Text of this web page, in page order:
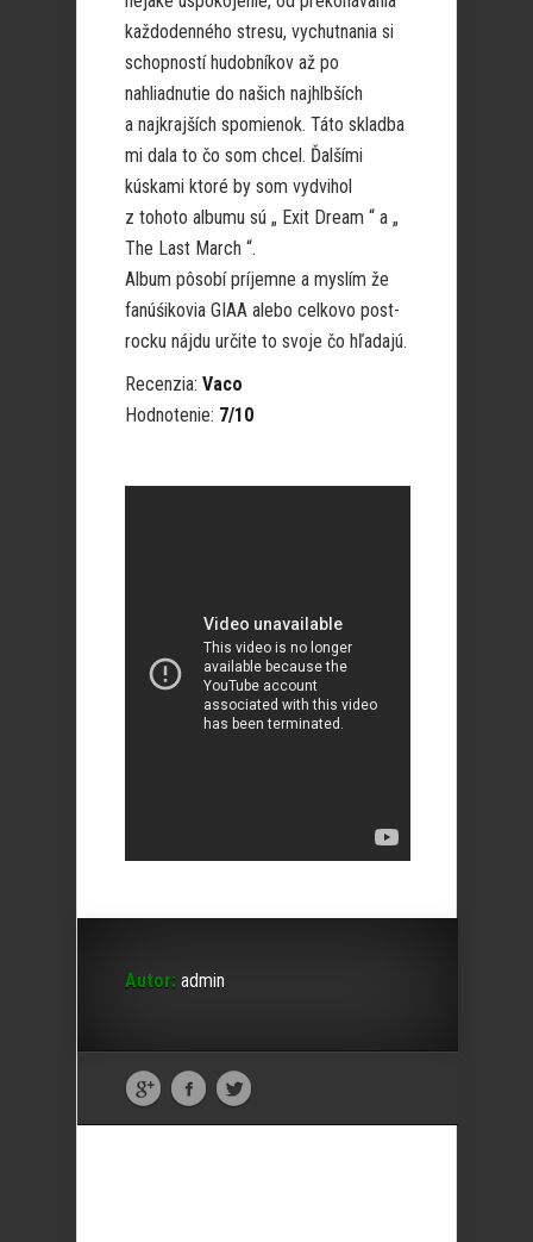
každodenného stresu, vychutnania si
schopností hudobníkov až po
nahliadnutie do našich najhlbších
a najkrajších spomienok. Táto skladba
mi dala to čo som chcel. Ďalšími
kúskami ktoré by som vydvihol
z tohoto albumu sú „ Exit Dream “ a „
The Last March “.
Album pôsobí príjemne a myslím že
fanúśikovia GIAA alebo celkovo post-
rocku nájdu určite to svoje čo hľadajú.
Recenzia: Vaco
Hodnotenie: 7/10
Autor: admin